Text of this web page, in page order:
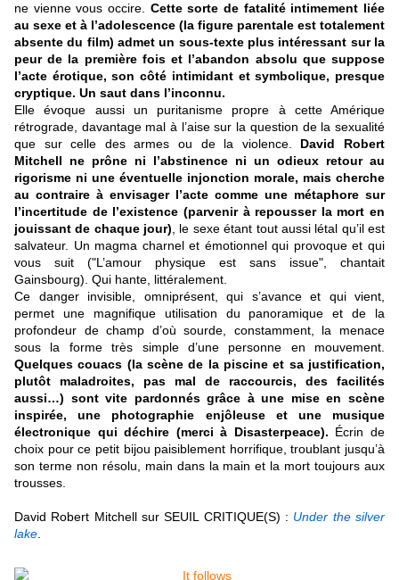
ne vienne vous occire. Cette sorte de fatalité intimement liée
au sexe et à l’adolescence (la figure parentale est totalement
absente du film) admet un sous-texte plus intéressant sur la
peur de la première fois et l’abandon absolu que suppose
l’acte érotique, son côté intimidant et symbolique, presque
cryptique. Un saut dans l’inconnu.
Elle évoque aussi un puritanisme propre à cette Amérique
rétrograde, davantage mal à l’aise sur la question de la sexualité
que sur celle des armes ou de la violence. David Robert
Mitchell ne prône ni l’abstinence ni un odieux retour au
rigorisme ni une éventuelle injonction morale, mais cherche
au contraire à envisager l’acte comme une métaphore sur
l’incertitude de l’existence (parvenir à repousser la mort en
jouissant de chaque jour) , le sexe étant tout aussi létal qu’il est
salvateur. Un magma charnel et émotionnel qui provoque et qui
vous suit ("L’amour physique est sans issue", chantait
Gainsbourg). Qui hante, littéralement.
Ce danger invisible, omniprésent, qui s’avance et qui vient,
permet une magnifique utilisation du panoramique et de la
profondeur de champ d’où sourde, constamment, la menace
sous la forme très simple d’une personne en mouvement.
Quelques couacs (la scène de la piscine et sa justification,
plutôt maladroites, pas mal de raccourcis, des facilités
aussi…) sont vite pardonnés grâce à une mise en scène
inspirée, une photographie enjôleuse et une musique
électronique qui déchire (merci à Disasterpeace). Écrin de
choix pour ce petit bijou paisiblement horrifique, troublant jusqu’à
son terme non résolu, main dans la main et la mort toujours aux
trousses
David Robert Mitchellsur SEUIL CRITIQUE(S) : Under the silver
lake